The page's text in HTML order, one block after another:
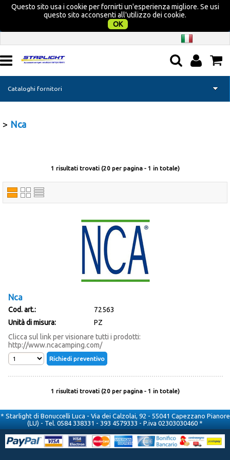
Questo sito usa i cookie per fornirti un'esperienza migliore. Se usi
questo sito acconsenti all'utilizzo dei cookie.
OK
Campeggio
Ultimi inserimenti
Offerte del mese
Cataloghi fornitori
Nca
1 risultati trovati (20 per pagina - 1 in totale)
Nca
Cod. art.:
72563
Unità di misura:
PZ
Clicca sul link per visionare tutti i prodotti:
http://www.ncacamping.com/
1 risultati trovati (20 per pagina - 1 in totale)
* Starlight di Bonuccelli Luca - Via dei Calzolai, 92 - 55041 Capezzano Pianore
(LU) - Tel. 0584 338331 - 393 4579333 - P.iva 02303030460 *